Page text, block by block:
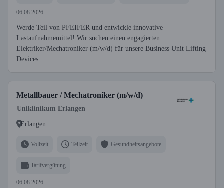
06.08.2026
Werde Teil von PFEIFER und entwickle innovative
Lastaufnahmemittel! Wir suchen einen engagierten
Elektriker/Mechatroniker (m/w/d) für unsere Business Unit Lifting
Devices.
Metallbauer / Mechatroniker (m/w/d)
Uniklinikum Erlangen
Erlangen
Vollzeit Teilzeit Gesundheitsangebote
Tarifvergütung
06.08.2026